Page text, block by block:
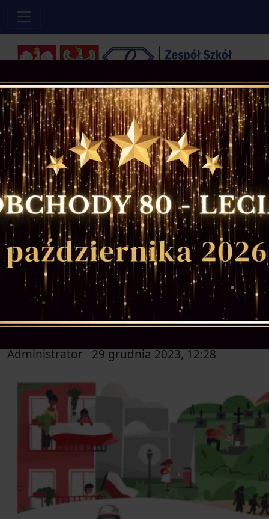
Powered by Translate
Szczęśliwe numery: 4 30
Home » Wydarzenia
» Podziękowanie za udział w akcji „BohaterON w
Twojej Szkole 2023”
Podziękowanie za udział w akcji
„BohaterON w Twojej Szkole
2023”
Administrator 29 grudnia 2023, 12:28